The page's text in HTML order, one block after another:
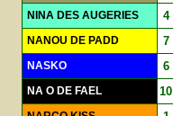
NINA DES AUGERIES 4
NANOU DE PADD 7
NASKO 6
NA O DE FAEL 10